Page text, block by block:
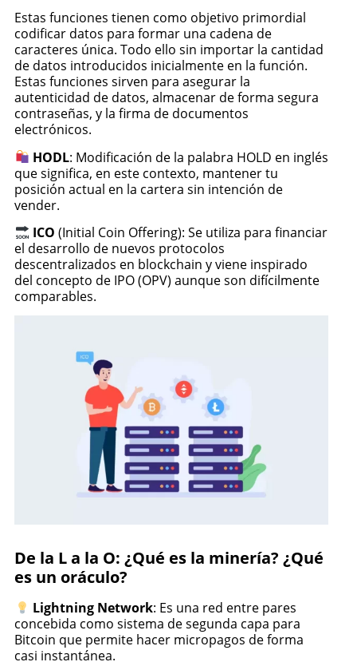
Estas funciones tienen como objetivo primordial
codificar datos para formar una cadena de
caracteres única. Todo ello sin importar la cantidad
de datos introducidos inicialmente en la función.
Estas funciones sirven para asegurar la
autenticidad de datos, almacenar de forma segura
contraseñas, y la firma de documentos
electrónicos.
HODL: Modificación de la palabra HOLD en inglés
que significa, en este contexto, mantener tu
posición actual en la cartera sin intención de
vender.
ICO (Initial Coin Offering): Se utiliza para financiar
el desarrollo de nuevos protocolos
descentralizados en blockchain y viene inspirado
del concepto de IPO (OPV) aunque son difícilmente
comparables.
De la L a la O: ¿Qué es la minería? ¿Qué
es un oráculo?
Lightning Network: Es una red entre pares
concebida como sistema de segunda capa para
Bitcoin que permite hacer micropagos de forma
casi instantánea.